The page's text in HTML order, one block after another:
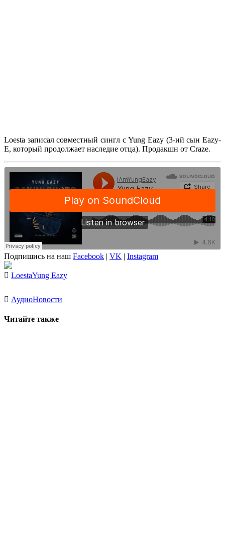
Loesta записал совместный сингл сYung Eazy (3-ий сынEazy-
E, который продолжает наследие отца). Продакшн от Craze.
Подпишись на наш Facebook | VK | Instagram
LoestaYung Eazy
АудиоНовости
Читайте также